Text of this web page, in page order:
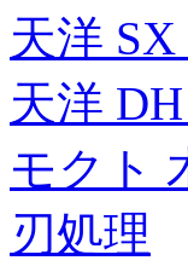
天洋
天洋
モクト
刃処理